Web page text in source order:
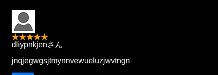
dliypnkjenさん
jnqjegwgsjtmynnvewueluzjwvtngn